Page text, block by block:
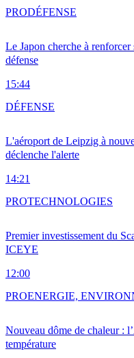
Le Japon cherche à
défense
15:44
PRODÉFENSE
L'aéroport de Leipzig à
déclenche l'alerte
14:21
DÉFENSE
Premier investissement du
ICEYE
12:00
PROTECHNOLOGIES
Nouveau dôme de chaleur :
température
PROENERGIE,